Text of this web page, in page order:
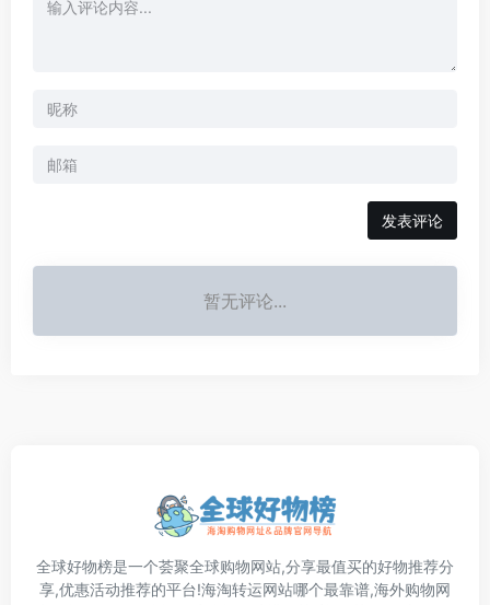
发表评论
暂无评论...
全球好物榜是一个荟聚全球购物网站,分享最值买的好物推荐分
享,优惠活动推荐的平台!海淘转运网站哪个最靠谱,海外购物网